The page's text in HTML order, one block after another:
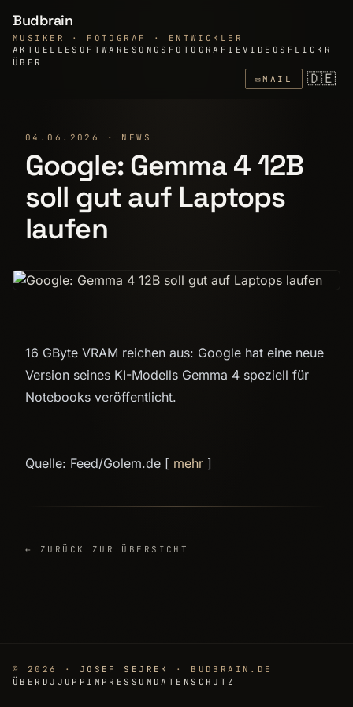
Budbrain
MUSIKER · FOTOGRAF · ENTWICKLER
AKTUELLE SOFTWARE SONGS FOTOGRAFIEVIDEOS FLICKR
ÜBER
✉MAIL 🇩🇪
04.06.2026 · NEWS
Google: Gemma 4 12B
soll gut auf Laptops
laufen
16 GByte VRAM reichen aus: Google hat eine neue
Version seines KI-Modells Gemma 4 speziell für
Notebooks veröffentlicht.
Quelle: Feed/Golem.de [ mehr ]
← ZURÜCK ZUR ÜBERSICHT
© 2026 · JOSEF SEJREK
· BUDBRAIN.DE
ÜBER DJJUPP IMPRESSUM DATENSCHUTZ